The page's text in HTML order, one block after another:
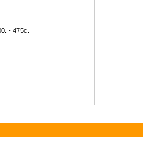
- 475с.